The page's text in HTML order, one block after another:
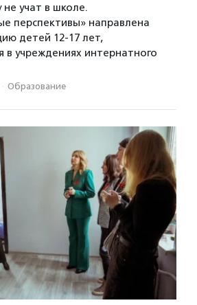
учат в школе.
перспективы» направлена
детей 12-17 лет,
в учреждениях интернатного
· Образование